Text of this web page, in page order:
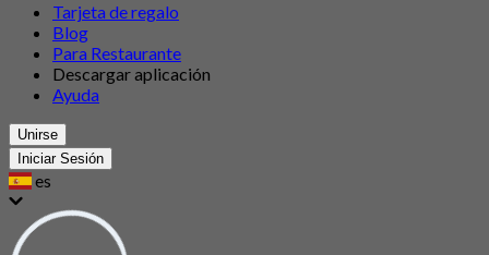
Tarjeta de regalo
Blog
Para Restaurante
Descargar aplicación
Ayuda
Unirse
Iniciar Sesión
es